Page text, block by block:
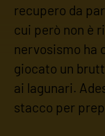
recupero da
cui però non è
nervosismo ha
giocato un
ai lagunari.
stacco per